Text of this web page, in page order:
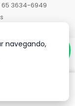
3634-6949
navegando,